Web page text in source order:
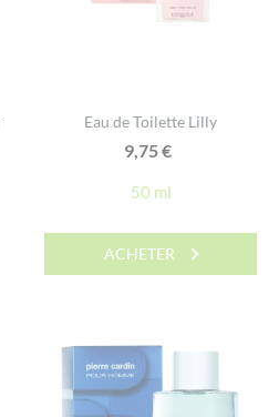
Eau de Toilette Lilly
9,75€
50 ml
ACHETER